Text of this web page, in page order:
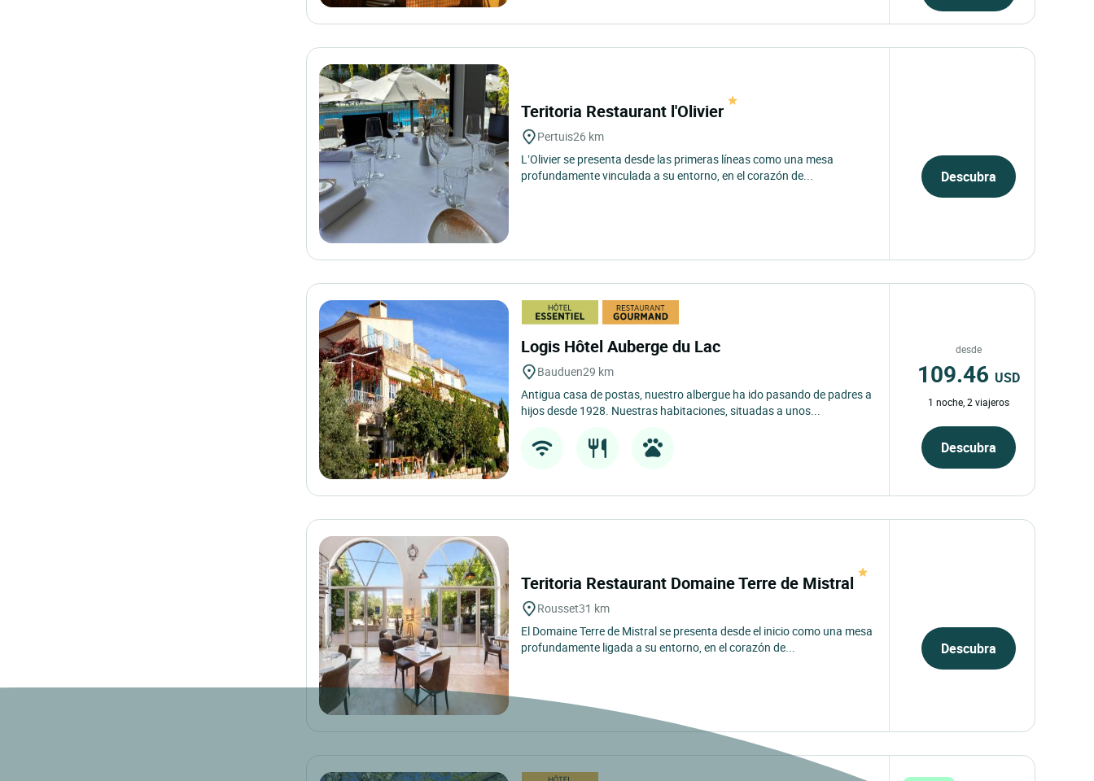
Teritoria Restaurant l'Olivier
Pertuis26 km
L’Olivier se presenta desde las primeras líneas como una mesa
profundamente vinculada a su entorno, en el corazón de...
Descubra
Logis Hôtel Auberge du Lac
Bauduen29 km
Antigua casa de postas, nuestro albergue ha ido pasando de padres a
hijos desde 1928. Nuestras habitaciones, situadas a unos...
desde
109.46 USD
1 noche, 2 viajeros
Descubra
Teritoria Restaurant Domaine Terre de Mistral
Rousset31 km
El Domaine Terre de Mistral se presenta desde el inicio como una mesa
profundamente ligada a su entorno, en el corazón de...
Descubra